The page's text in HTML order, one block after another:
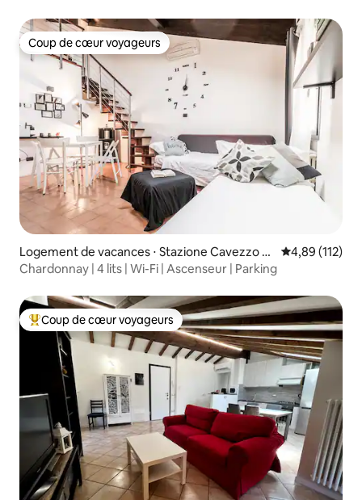
Coup de cœur voyageurs
Coup de cœur voyageurs
Logement de vacances ⋅ Stazione Cavezzo Vil
lafranca
Évaluation
4,89 (112)
Chardonnay | 4 lits | Wi-Fi | Ascenseur | Parking
Coups de cœur voyageurs les plus appréciés
Coup de cœur voyageurs